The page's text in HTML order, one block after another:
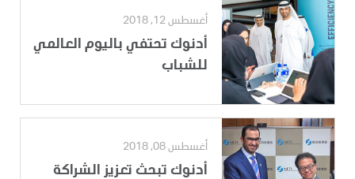
أغسطس 12, 2018
أدنوك تحتفي باليوم العالمي
للشباب
أغسطس 08, 2018
أدنوك تبحث تعزيز الشراكة